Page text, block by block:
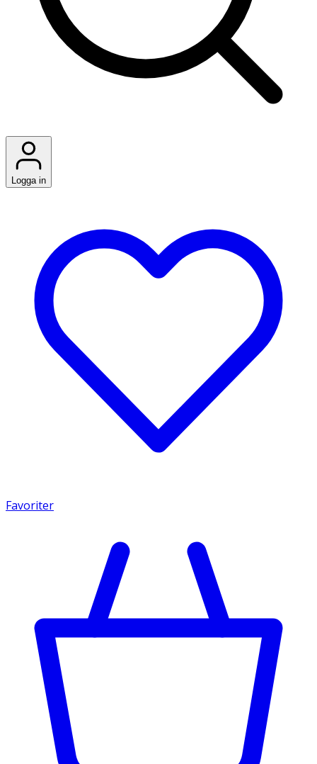
Logga in
Favoriter